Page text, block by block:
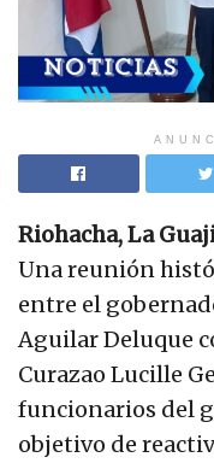
Riohacha, La
Una reunión
entre el
Aguilar Deluque
Curazao Lucille
funcionarios del
objetivo de